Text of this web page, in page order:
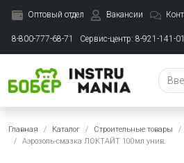
Оптовый отдел Вакансии
8-800-777-68-71 Сервис-центр: 8-921-141-
Главная Каталог Строительные товары
Аэрозоль-смазка ЛОКТАЙТ 100мл унив.